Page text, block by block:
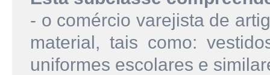
- o comércio varejista de
material, tais como:
uniformes escolares e